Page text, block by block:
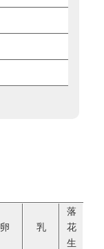
卵 乳
落
花
生